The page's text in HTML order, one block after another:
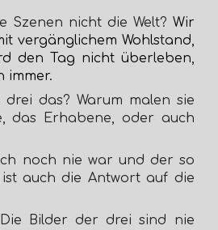
Szenen nicht die Welt? Wir
vergänglichem Wohlstand,
den Tag nicht überleben,
immer.
drei das? Warum malen sie
das Erhabene, oder auch
noch nie war und der so
auch die Antwort auf die
Bilder der drei sind nie